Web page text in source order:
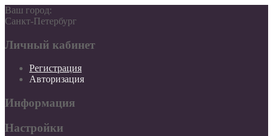
Ваш город:
Санкт-Петербург
Личный кабинет
Регистрация
Авторизация
Информация
Настройки